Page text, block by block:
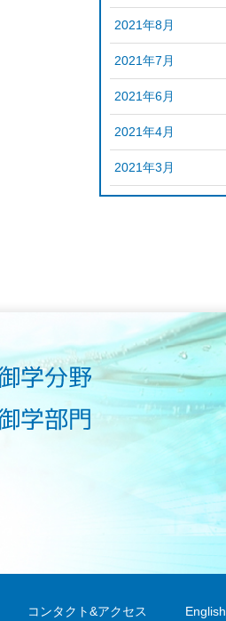
2021年8月
2021年7月
2021年6月
2021年4月
2021年3月
コンタクト&アクセス English